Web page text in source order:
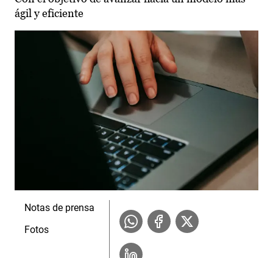
ágil y eficiente
Notas de prensa
Fotos